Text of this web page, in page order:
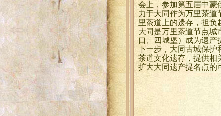
会上，参加第五届中蒙
力于大同作为万里茶道
里茶道上的遗存，担负
大同是万里茶道节点城
口、四城堡）成为遗产
下一步，大同古城保护
茶道文化遗存，提供相
扩大大同遗产提名点的